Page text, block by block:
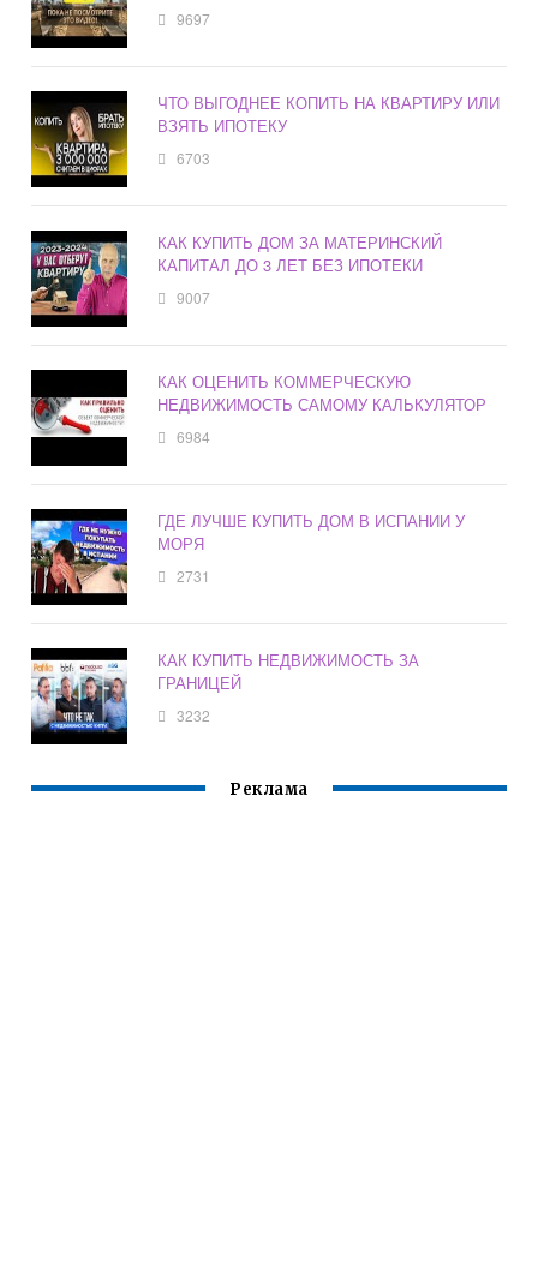
9697
ЧТО ВЫГОДНЕЕ КОПИТЬ НА КВАРТИРУ ИЛИ
ВЗЯТЬ ИПОТЕКУ
6703
КАК КУПИТЬ ДОМ ЗА МАТЕРИНСКИЙ
КАПИТАЛ ДО 3 ЛЕТ БЕЗ ИПОТЕКИ
9007
КАК ОЦЕНИТЬ КОММЕРЧЕСКУЮ
НЕДВИЖИМОСТЬ САМОМУ КАЛЬКУЛЯТОР
6984
ГДЕ ЛУЧШЕ КУПИТЬ ДОМ В ИСПАНИИ У
МОРЯ
2731
КАК КУПИТЬ НЕДВИЖИМОСТЬ ЗА
ГРАНИЦЕЙ
3232
Реклама